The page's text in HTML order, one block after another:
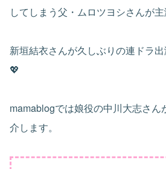
してしまう父・ムロツヨシさんが主
新垣結衣さんが久しぶりの連ドラ
💖
mamablogでは娘役の中川大志さん
介します。